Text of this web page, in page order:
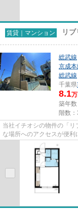
賃貸｜マンション リ
総武線
京成本
総武線
千葉県
8.1
築年数
階数
当社イチオシの物件の「
な場所へのアクセスが便
と買い物も快適にできます